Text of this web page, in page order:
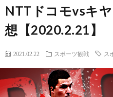
NTTドコモvsキ
想【2020.2.21】
2021.02.22 スポーツ観戦 ス